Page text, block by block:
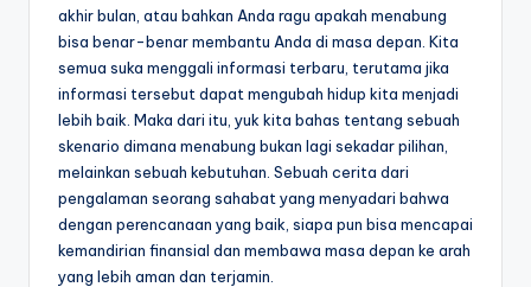
akhir bulan, atau bahkan Anda ragu apakah menabung
bisa benar-benar membantu Anda di masa depan. Kita
semua suka menggali informasi terbaru, terutama jika
informasi tersebut dapat mengubah hidup kita menjadi
lebih baik. Maka dari itu, yuk kita bahas tentang sebuah
skenario dimana menabung bukan lagi sekadar pilihan,
melainkan sebuah kebutuhan. Sebuah cerita dari
pengalaman seorang sahabat yang menyadari bahwa
dengan perencanaan yang baik, siapa pun bisa mencapai
kemandirian finansial dan membawa masa depan ke arah
yang lebih aman dan terjamin.